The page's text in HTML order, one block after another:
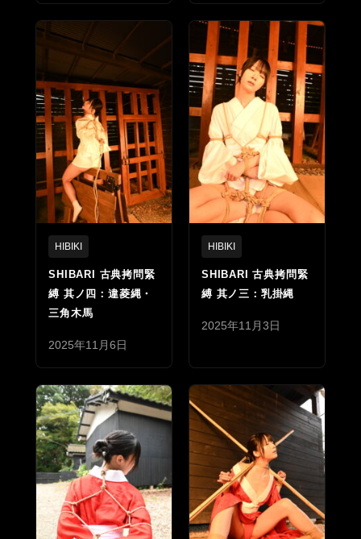
HIBIKI
SHIBARI 古典拷問緊
縛 其ノ四：違菱縄・
三角木馬
2025年11月6日
HIBIKI
SHIBARI 古典拷問緊
縛 其ノ三：乳掛縄
2025年11月3日